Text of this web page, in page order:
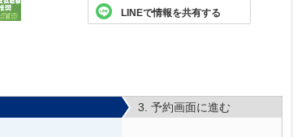
LINEで情報を共有する
3. 予約画面に進む